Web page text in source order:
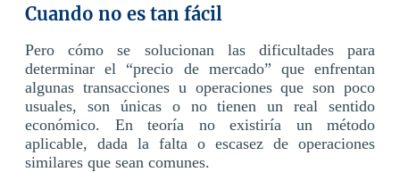
Cuando no es tan fácil
Pero cómo se solucionan las dificultades para
determinar el “precio de mercado” que enfrentan
algunas transacciones u operaciones que son poco
usuales, son únicas o no tienen un real sentido
económico. En teoría no existiría un método
aplicable, dada la falta o escasez de operaciones
similares que sean comunes.